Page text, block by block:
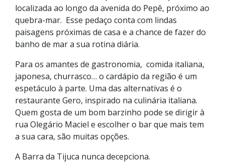
localizada ao longo da avenida do Pepê, próximo ao
quebra-mar. Esse pedaço conta com lindas
paisagens próximas de casa e a chance de fazer do
banho de mar a sua rotina diária.
Para os amantes de gastronomia, comida italiana,
japonesa, churrasco… o cardápio da região é um
espetáculo à parte. Uma das alternativas é o
restaurante Gero, inspirado na culinária italiana.
Quem gosta de um bom barzinho pode se dirigir à
rua Olegário Maciel e escolher o bar que mais tem
a sua cara, são muitas opções.
A Barra da Tijuca nunca decepciona.